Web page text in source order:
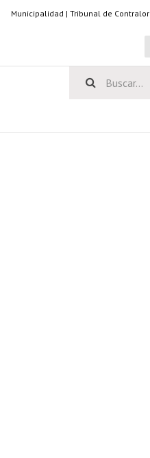
Municipalidad | Tribunal de Contralor